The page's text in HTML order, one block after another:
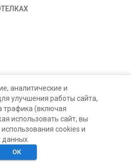
Хотелки
аналитические и
улучшения работы сайта,
трафика (включая
использовать сайт, вы
cookies и
ОК